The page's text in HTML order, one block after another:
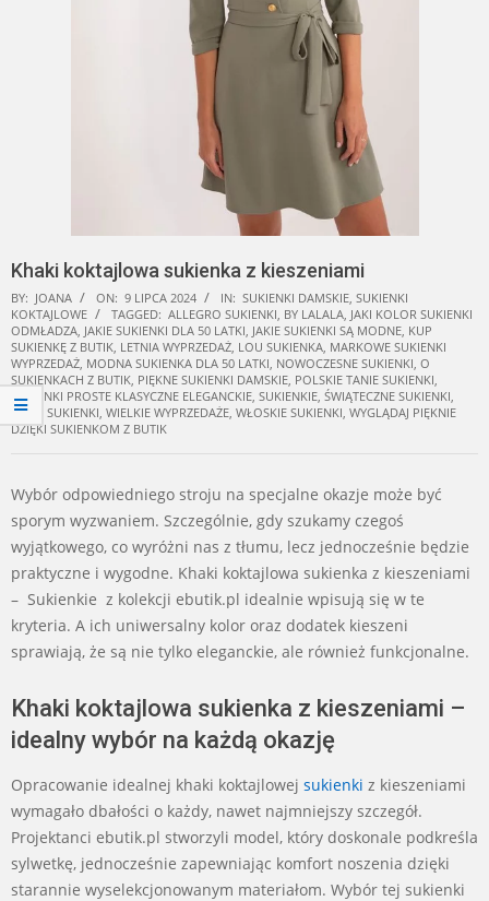
Khaki koktajlowa sukienka z kieszeniami
BY: JOANA ON: 9 LIPCA 2024 IN: SUKIENKI DAMSKIE SUKIENKI
KOKTAJLOWE
TAGGED: ALLEGRO SUKIENKI BY LALALA JAKI KOLOR SUKIENKI
ODMŁADZA JAKIE SUKIENKI DLA 50 LATKI JAKIE SUKIENKI SĄ MODNE KUP
SUKIENKĘ Z BUTIK LETNIA WYPRZEDAŻ LOU SUKIENKA MARKOWE SUKIENKI
WYPRZEDAŻ MODNA SUKIENKA DLA 50 LATKI NOWOCZESNE SUKIENKI O
SUKIENKACH Z BUTIK PIĘKNE SUKIENKI DAMSKIE POLSKIE TANIE SUKIENKI
SUKIENKI PROSTE KLASYCZNE ELEGANCKIE SUKIENKIE ŚWIĄTECZNE SUKIENKI
TANIE SUKIENKI WIELKIE WYPRZEDAŻE WŁOSKIE SUKIENKI WYGLĄDAJ PIĘKNIE
DZIĘKI SUKIENKOM Z BUTIK
Wybór odpowiedniego stroju na specjalne okazje może być
sporym wyzwaniem. Szczególnie, gdy szukamy czegoś
wyjątkowego, co wyróżni nas z tłumu, lecz jednocześnie będzie
praktyczne i wygodne. Khaki koktajlowa sukienka z kieszeniami
– Sukienkie z kolekcji ebutik.pl idealnie wpisują się w te
kryteria. A ich uniwersalny kolor oraz dodatek kieszeni
sprawiają, że są nie tylko eleganckie, ale również funkcjonalne.
Khaki koktajlowa sukienka z kieszeniami –
idealny wybór na każdą okazję
Opracowanie idealnej khaki koktajlowej sukienki z kieszeniami
wymagało dbałości o każdy, nawet najmniejszy szczegół.
Projektanci ebutik.pl stworzyli model, który doskonale podkreśla
sylwetkę, jednocześnie zapewniając komfort noszenia dzięki
starannie wyselekcjonowanym materiałom. Wybór tej sukienki